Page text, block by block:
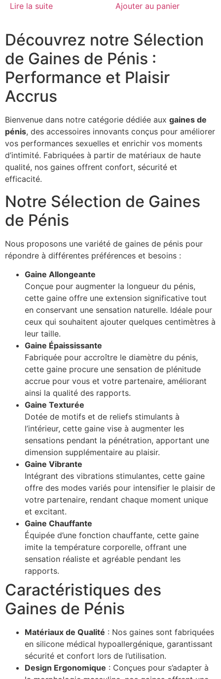
Lire la suite Ajouter au panier
Découvrez notre Sélection
de Gaines de Pénis :
Performance et Plaisir
Accrus
Bienvenue dans notre catégorie dédiée aux gaines de
pénis, des accessoires innovants conçus pour améliorer
vos performances sexuelles et enrichir vos moments
d’intimité. Fabriquées à partir de matériaux de haute
qualité, nos gaines offrent confort, sécurité et
efficacité.
Notre Sélection de Gaines
de Pénis
Nous proposons une variété de gaines de pénis pour
répondre à différentes préférences et besoins :
Gaine Allongeante
Conçue pour augmenter la longueur du pénis,
cette gaine offre une extension significative tout
en conservant une sensation naturelle. Idéale pour
ceux qui souhaitent ajouter quelques centimètres à
leur taille.
Gaine Épaississante
Fabriquée pour accroître le diamètre du pénis,
cette gaine procure une sensation de plénitude
accrue pour vous et votre partenaire, améliorant
ainsi la qualité des rapports.
Gaine Texturée
Dotée de motifs et de reliefs stimulants à
l’intérieur, cette gaine vise à augmenter les
sensations pendant la pénétration, apportant une
dimension supplémentaire au plaisir.
Gaine Vibrante
Intégrant des vibrations stimulantes, cette gaine
offre des modes variés pour intensifier le plaisir de
votre partenaire, rendant chaque moment unique
et excitant.
Gaine Chauffante
Équipée d’une fonction chauffante, cette gaine
imite la température corporelle, offrant une
sensation réaliste et agréable pendant les
rapports.
Caractéristiques des
Gaines de Pénis
Matériaux de Qualité : Nos gaines sont fabriquées
en silicone médical hypoallergénique, garantissant
sécurité et confort lors de l’utilisation.
Design Ergonomique : Conçues pour s’adapter à